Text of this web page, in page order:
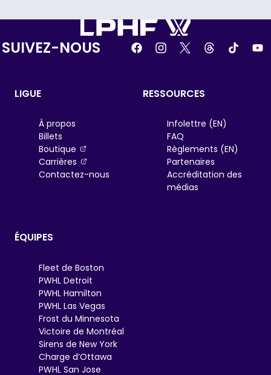
SUIVEZ-NOUS
LIGUE
À propos
Billets
Boutique
, opens in a new tab
Carrières
, opens in a new tab
Contactez-nous
RESSOURCES
Infolettre (EN)
FAQ
Règlements (EN)
Partenaires
Accréditation des
médias
ÉQUIPES
Fleet de Boston
PWHL Detroit
PWHL Hamilton
PWHL Las Vegas
Frost du Minnesota
Victoire de Montréal
Sirens de New York
Charge d’Ottawa
PWHL San Jose